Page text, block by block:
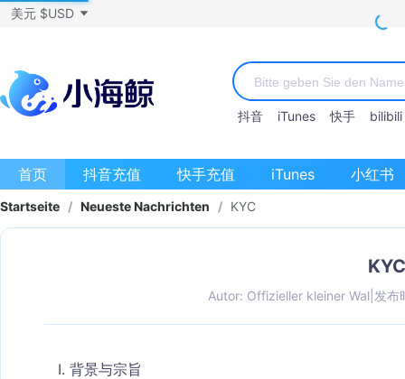
美元 $USD
抖音 iTunes 快手 bilibili
首页 抖音充值 快手充值 iTunes 小红书
Startseite / Neueste Nachrichten / KYC
KYC
Autor: Offizieller kleiner Wal 发布
I. 背景与宗旨